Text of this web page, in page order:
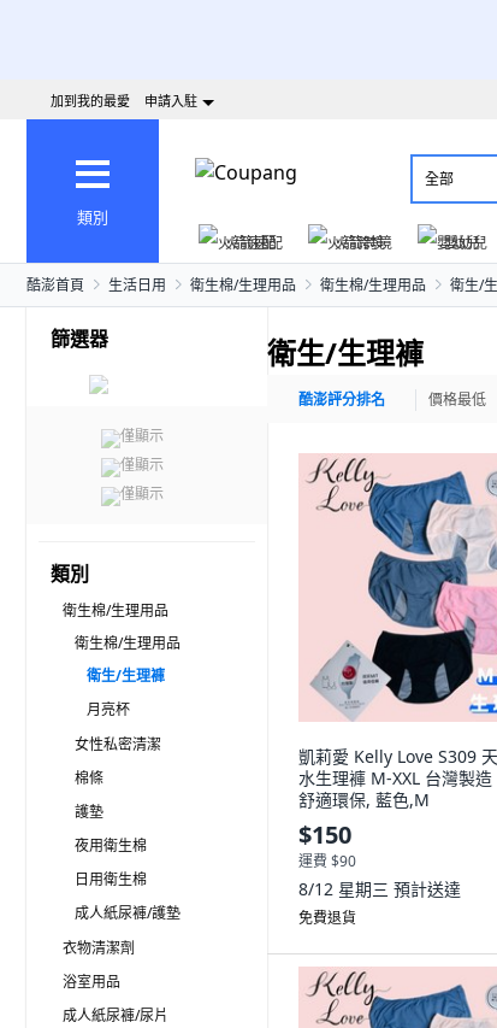
加到我的最愛 申請入駐
類別
全部
火箭速配
火箭跨境 嬰幼兒
酷澎首頁 生活日用 衛生棉/生理用品 衛生棉/生理用品 衛生/
篩選器
僅顯示
僅顯示
僅顯示
類別
衛生棉/生理用品
衛生棉/生理用品
衛生/生理褲
月亮杯
女性私密清潔
棉條
護墊
夜用衛生棉
日用衛生棉
成人紙尿褲/護墊
衣物清潔劑
浴室用品
成人紙尿褲/尿片
衛生/生理褲
酷澎評分排名 價格最低
凱莉愛 Kelly Love S309
水生理褲 M-XXL 台灣製
舒適環保, 藍色,M
$150
運費 $90
8/12 星期三 預計送達
免費退貨